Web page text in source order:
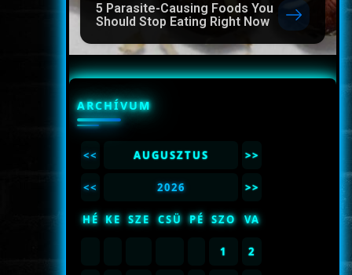
5 Parasite-Causing Foods You
Should Stop Eating Right Now
ARCHÍVUM
<< AUGUSZTUS >>
<< 2026 >>
HÉ KE SZE CSÜ PÉ SZO VA
1 2